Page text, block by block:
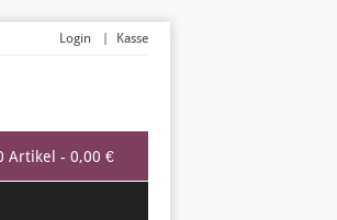
Artikel - 0,00 €
Login Kasse